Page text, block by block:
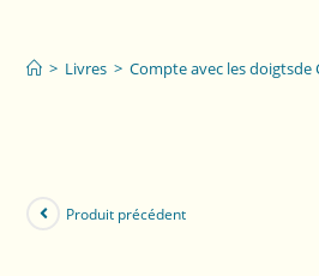
> Livres > Compte avec les doigtsde
Produit précédent